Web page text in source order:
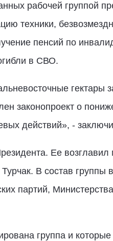
рабочей группой
техники,
пенсий по
в СВО.
гектары
законопроект о
действий», -
Ее возглавил
В состав группы
партий,
группа и